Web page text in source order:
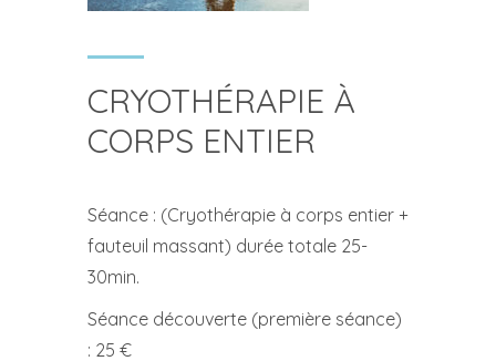
CRYOTHÉRAPIE À
CORPS ENTIER
Séance : (Cryothérapie à corps entier +
fauteuil massant) durée totale 25-
30min.
Séance découverte (première séance)
: 25 €